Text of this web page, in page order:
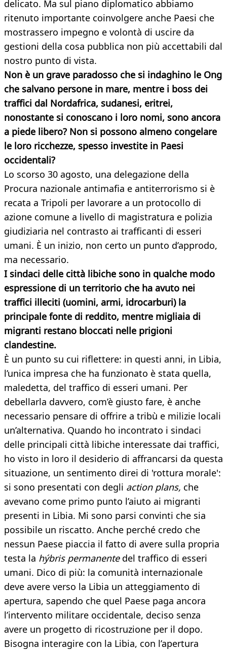
delicato. Ma sul piano diplomatico abbiamo
ritenuto importante coinvolgere anche Paesi che
mostrassero impegno e volontà di uscire da
gestioni della cosa pubblica non più accettabili dal
nostro punto di vista.
Non è un grave paradosso che si indaghino le Ong
che salvano persone in mare, mentre i boss dei
traffici dal Nordafrica, sudanesi, eritrei,
nonostante si conoscano i loro nomi, sono ancora
a piede libero? Non si possono almeno congelare
le loro ricchezze, spesso investite in Paesi
occidentali?
Lo scorso 30 agosto, una delegazione della
Procura nazionale antimafia e antiterrorismo si è
recata a Tripoli per lavorare a un protocollo di
azione comune a livello di magistratura e polizia
giudiziaria nel contrasto ai trafficanti di esseri
umani. È un inizio, non certo un punto d’approdo,
ma necessario.
I sindaci delle città libiche sono in qualche modo
espressione di un territorio che ha avuto nei
traffici illeciti (uomini, armi, idrocarburi) la
principale fonte di reddito, mentre migliaia di
migranti restano bloccati nelle prigioni
clandestine.
È un punto su cui riflettere: in questi anni, in Libia,
l’unica impresa che ha funzionato è stata quella,
maledetta, del traffico di esseri umani. Per
debellarla davvero, com’è giusto fare, è anche
necessario pensare di offrire a tribù e milizie locali
un’alternativa. Quando ho incontrato i sindaci
delle principali città libiche interessate dai traffici,
ho visto in loro il desiderio di affrancarsi da questa
situazione, un sentimento direi di 'rottura morale':
si sono presentati con degli action plans, che
avevano come primo punto l’aiuto ai migranti
presenti in Libia. Mi sono parsi convinti che sia
possibile un riscatto. Anche perché credo che
nessun Paese piaccia il fatto di avere sulla propria
testa la hýbris permanentedel traffico di esseri
umani. Dico di più: la comunità internazionale
deve avere verso la Libia un atteggiamento di
apertura, sapendo che quel Paese paga ancora
l’intervento militare occidentale, deciso senza
avere un progetto di ricostruzione per il dopo.
Bisogna interagire con la Libia, con l’apertura